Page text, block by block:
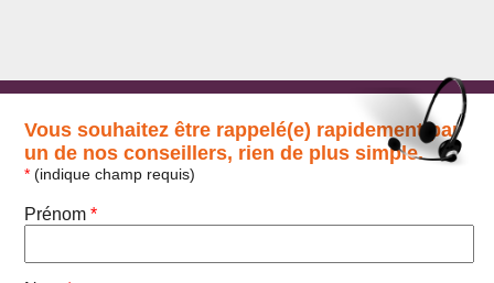
Vous souhaitez être rappelé(e) rapidement par
un de nos conseillers, rien de plus simple.
* (indique champ requis)
Prénom*